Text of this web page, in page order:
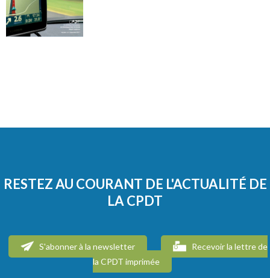
RESTEZ AU COURANT DE L'ACTUALITÉ DE
LA CPDT
S'abonner à la newsletter
Recevoir la lettre de
la CPDT imprimée